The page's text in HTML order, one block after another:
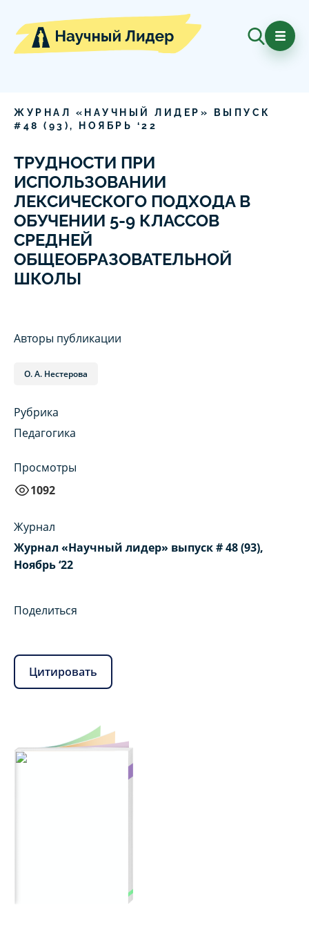
ЖУРНАЛ «НАУЧНЫЙ ЛИДЕР» ВЫПУСК
# 48 ( 93 ), НОЯБРЬ ‘22
ТРУДНОСТИ ПРИ
ИСПОЛЬЗОВАНИИ
ЛЕКСИЧЕСКОГО ПОДХОДА В
ОБУЧЕНИИ 5-9 КЛАССОВ
СРЕДНЕЙ
ОБЩЕОБРАЗОВАТЕЛЬНОЙ
ШКОЛЫ
Авторы публикации
О. А. Нестерова
Рубрика
Педагогика
Просмотры
1092
Журнал
Журнал «Научный лидер» выпуск # 48 (93),
Ноябрь ‘22
Поделиться
Цитировать